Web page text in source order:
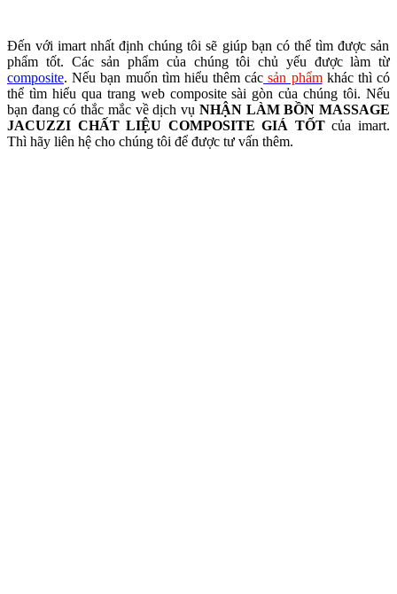
Đến với imart nhất định chúng tôi sẽ giúp bạn có thể tìm được sản
phẩm tốt. Các sản phẩm của chúng tôi chủ yếu được làm từ
composite. Nếu bạn muốn tìm hiểu thêm các sản phẩmkhác thì có
thể tìm hiểu qua trang web composite sài gòn của chúng tôi. Nếu
bạn đang có thắc mắc về dịch vụ NHẬN LÀM BỒN MASSAGE
JACUZZI CHẤT LIỆU COMPOSITE GIÁ TỐTcủa imart.
Thì hãy liên hệ cho chúng tôi để được tư vấn thêm.